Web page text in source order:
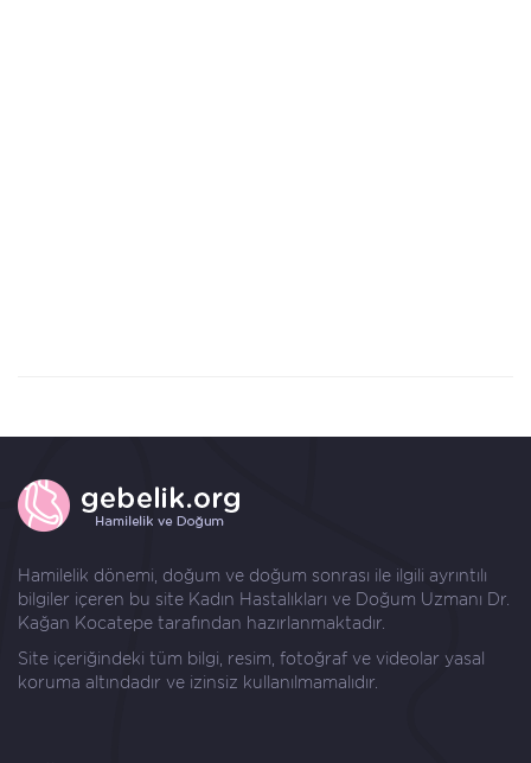
Hamilelik dönemi, doğum ve doğum sonrası ile ilgili ayrıntılı
bilgiler içeren bu site Kadın Hastalıkları ve Doğum Uzmanı Dr.
Kağan Kocatepe tarafından hazırlanmaktadır.
Site içeriğindeki tüm bilgi, resim, fotoğraf ve videolar yasal
koruma altındadır ve izinsiz kullanılmamalıdır.